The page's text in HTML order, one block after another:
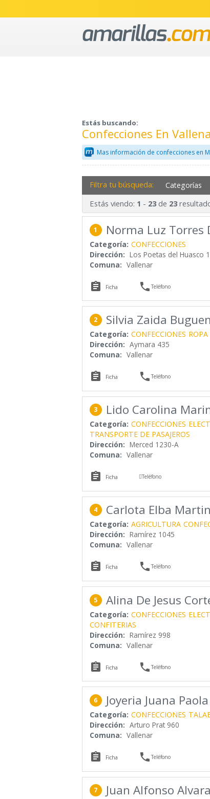
Estás buscando:
Confecciones En
Mas información de confecciones en
Filtra tu búsqueda: Categorías
Estás viendo: 1 - 23de 23
1 Norma Luz Torres
Categoría: CONFECCIONES
Dirección: Los Poetas del Huasco
Comuna: Vallenar
 Ficha Teléfono
2 Silvia Zaida
Categoría: CONFECCIONES
Dirección: Aymara 435
Comuna: Vallenar
 Ficha Teléfono
3 Lido Carolina
Categoría: CONFECCIONES
TRANSPORTE DE PASAJEROS
Dirección: Merced 1230-A
Comuna: Vallenar
 Ficha Teléfono
4 Carlota Elba
Categoría: AGRICULTURA
Dirección: Ramírez 1045
Comuna: Vallenar
 Ficha Teléfono
5 Alina De Jesus
Categoría: CONFECCIONES
CONFITERIAS
Dirección: Ramírez 998
Comuna: Vallenar
 Ficha Teléfono
6 Joyeria Juana
Categoría: CONFECCIONES
Dirección: Arturo Prat 960
Comuna: Vallenar
 Ficha Teléfono
7 Juan Alfonso